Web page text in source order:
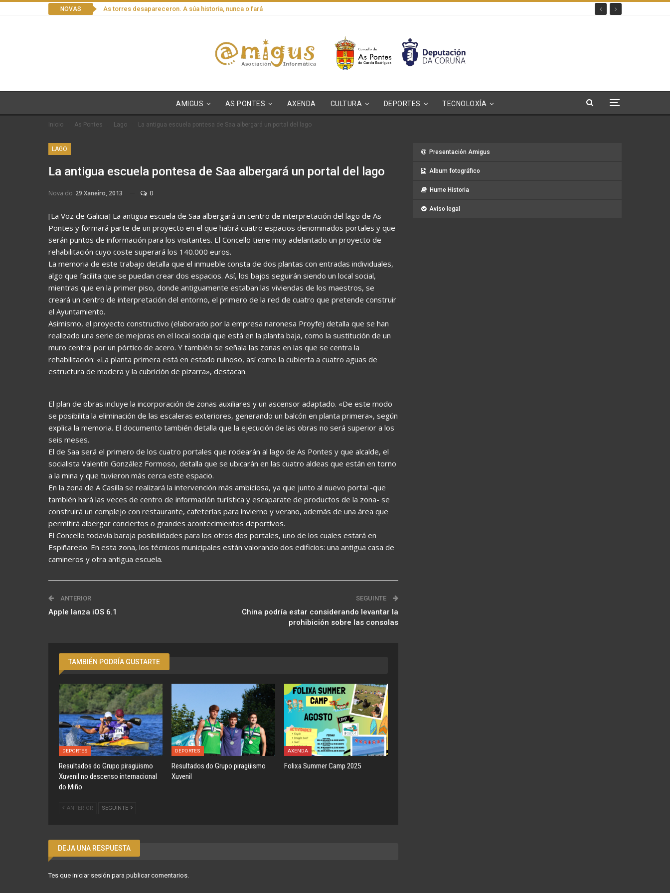
NOVAS As torres desapareceron. A súa historia, nunca o fará
AMIGUS AS PONTES AXENDA CULTURA DEPORTES TECNOLOXÍA
Inicio As Pontes Lago La antigua escuela pontesa de Saa albergará un portal del lago
LAGO
La antigua escuela pontesa de Saa albergará un portal del lago
Nova do 29 Xaneiro, 2013 0
[La Voz de Galicia] La antigua escuela de Saa albergará un centro de interpretación del lago de As
Pontes y formará parte de un proyecto en el que habrá cuatro espacios denominados portales y que
serán puntos de información para los visitantes. El Concello tiene muy adelantado un proyecto de
rehabilitación cuyo coste superará los 140.000 euros.
La memoria de este trabajo detalla que el inmueble consta de dos plantas con entradas individuales,
algo que facilita que se puedan crear dos espacios. Así, los bajos seguirán siendo un local social,
mientras que en la primer piso, donde antiguamente estaban las viviendas de los maestros, se
creará un centro de interpretación del entorno, el primero de la red de cuatro que pretende construir
el Ayuntamiento.
Asimismo, el proyecto constructivo (elaborado por la empresa naronesa Proyfe) detalla que se han
realizado una serie de mejoras en el local social que está en la planta baja, como la sustitución de un
muro central por un pórtico de acero. Y también se señala las zonas en las que se centra la
rehabilitación: «La planta primera está en estado ruinoso, así como la cubierta a cuatro aguas de
estructura de madera y la cubrición de pizarra», destacan.
El plan de obras incluye la incorporación de zonas auxiliares y un ascensor adaptado. «De este modo
se posibilita la eliminación de las escaleras exteriores, generando un balcón en planta primera», según
explica la memoria. El documento también detalla que la ejecución de las obras no será superior a los
seis meses.
El de Saa será el primero de los cuatro portales que rodearán al lago de As Pontes y que alcalde, el
socialista Valentín González Formoso, detalla que se ubicarán en las cuatro aldeas que están en torno
a la mina y que tuvieron más cerca este espacio.
En la zona de A Casilla se realizará la intervención más ambiciosa, ya que junto al nuevo portal -que
también hará las veces de centro de información turística y escaparate de productos de la zona- se
construirá un complejo con restaurante, cafeterías para invierno y verano, además de una área que
permitirá albergar conciertos o grandes acontecimientos deportivos.
El Concello todavía baraja posibilidades para los otros dos portales, uno de los cuales estará en
Espiñaredo. En esta zona, los técnicos municipales están valorando dos edificios: una antigua casa de
camineros y otra antigua escuela.
ANTERIOR
Apple lanza iOS 6.1
SEGUINTE
China podría estar considerando levantar la
prohibición sobre las consolas
TAMBIÉN PODRÍA GUSTARTE
DEPORTES
Resultados do Grupo piragüismo
Xuvenil no descenso internacional
do Miño
DEPORTES
Resultados do Grupo piragüismo
Xuvenil
AXENDA
Folixa Summer Camp 2025
ANTERIOR SEGUINTE
DEJA UNA RESPUESTA
Tes que iniciar sesión para publicar comentarios.
Presentación Amigus
Album fotográfico
Hume Historia
Aviso legal